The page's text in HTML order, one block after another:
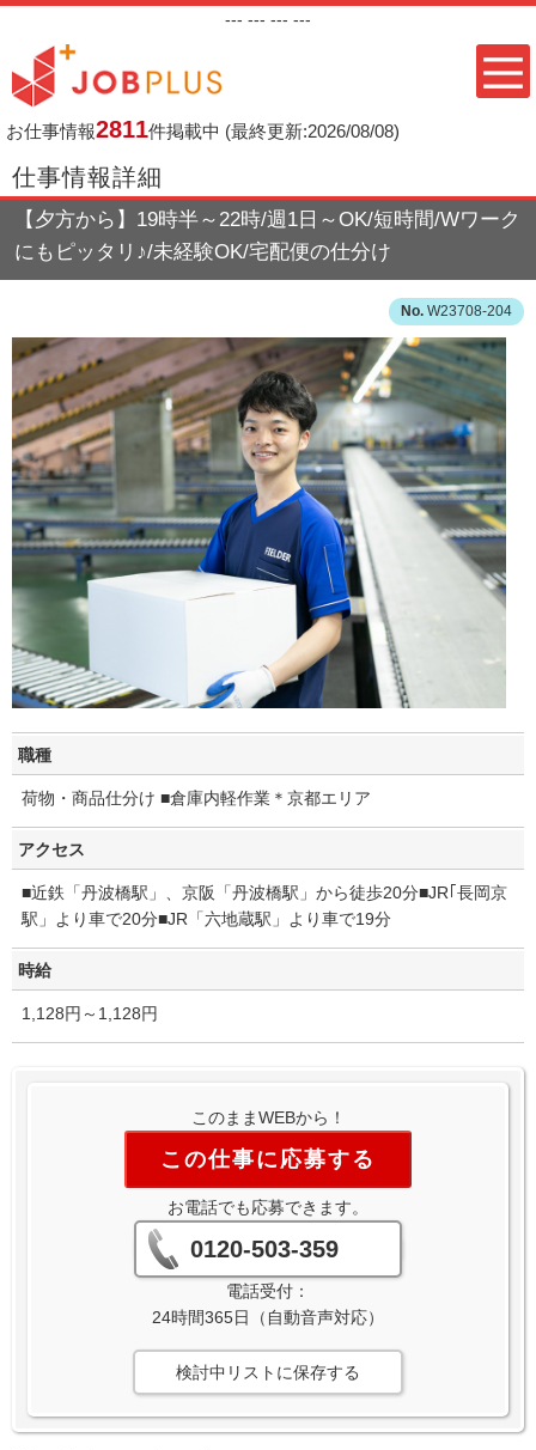
--- --- --- ---
お仕事情報2811件掲載中 (最終更新:2026/08/08)
仕事情報詳細
【夕方から】19時半～22時/週1日～OK/短時間/Wワーク
にもピッタリ♪/未経験OK/宅配便の仕分け
W23708-204
職種
荷物・商品仕分け ■倉庫内軽作業＊京都エリア
アクセス
■近鉄「丹波橋駅」、京阪「丹波橋駅」から徒歩20分■JR｢長岡京
駅」より車で20分■JR「六地蔵駅」より車で19分
時給
1,128円～1,128円
このままWEBから！
この仕事に応募する
お電話でも応募できます。
0120-503-359
電話受付：
24時間365日（自動音声対応）
検討中リストに保存する